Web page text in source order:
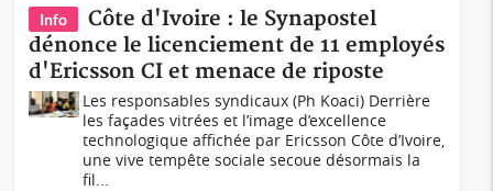
Info
Côte d'Ivoire : le Synapostel
dénonce le licenciement de 11 employés
d'Ericsson CI et menace de riposte
Les responsables syndicaux (Ph Koaci) Derrière
les façades vitrées et l’image d’excellence
technologique affichée par Ericsson Côte d’Ivoire,
une vive tempête sociale secoue désormais la
fil...